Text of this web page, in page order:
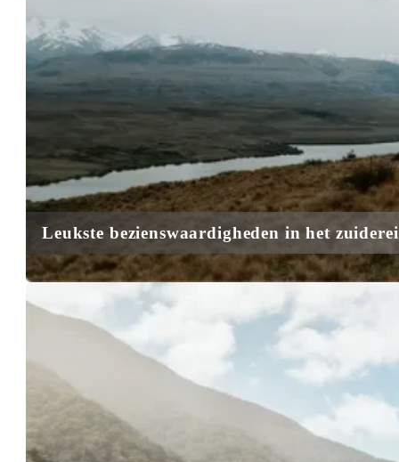
Leukste bezienswaardigheden in het